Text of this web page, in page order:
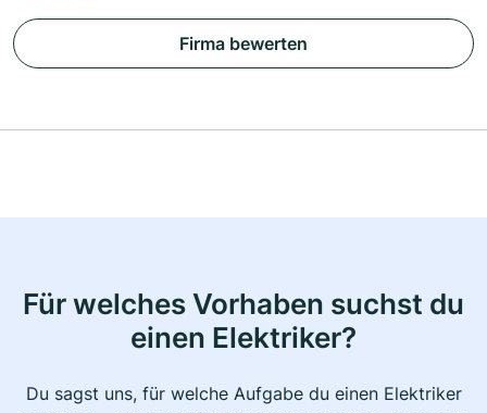
Firma bewerten
Für welches Vorhaben suchst du
einen Elektriker?
Du sagst uns, für welche Aufgabe du einen Elektriker